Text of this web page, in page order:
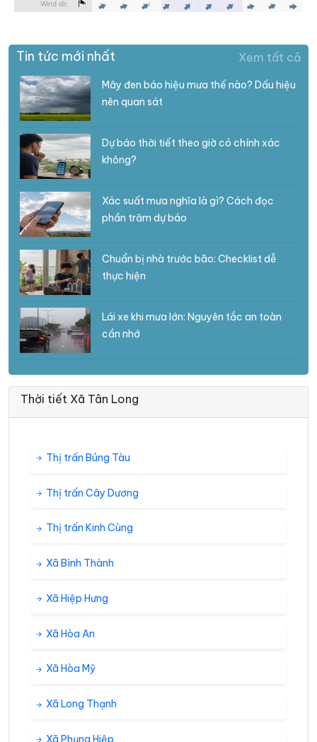
Tin tức mới nhất Xem tất cả
Mây đen báo hiệu mưa thế nào? Dấu hiệu
nên quan sát
Dự báo thời tiết theo giờ có chính xác
không?
Xác suất mưa nghĩa là gì? Cách đọc
phần trăm dự báo
Chuẩn bị nhà trước bão: Checklist dễ
thực hiện
Lái xe khi mưa lớn: Nguyên tắc an toàn
cần nhớ
Thời tiết Xã Tân Long
Thị trấn Búng Tàu
Thị trấn Cây Dương
Thị trấn Kinh Cùng
Xã Bình Thành
Xã Hiệp Hưng
Xã Hòa An
Xã Hòa Mỹ
Xã Long Thạnh
Xã Phụng Hiệp